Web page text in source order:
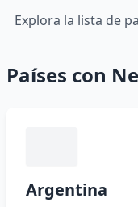
Explora la lista de
Países con
Argentina